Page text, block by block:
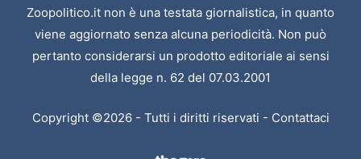
Zoopolitico.it non è una testata giornalistica, in quanto
viene aggiornato senza alcuna periodicità. Non può
pertanto considerarsi un prodotto editoriale ai sensi
della legge n. 62 del 07.03.2001
Copyright ©2026 - Tutti i diritti riservati - Contattaci